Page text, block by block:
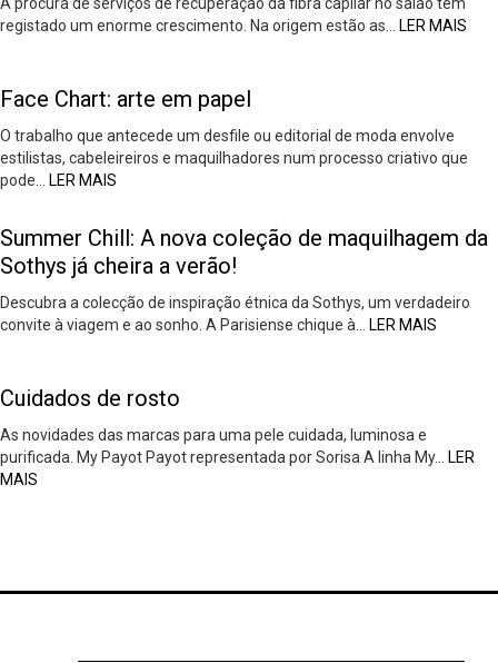
registado um enorme crescimento. Na origem estão as…
LER MAIS
Face Chart: arte em papel
O trabalho que antecede um desfile ou editorial de moda envolve
estilistas, cabeleireiros e maquilhadores num processo criativo que
pode…
LER MAIS
Summer Chill: A nova coleção de maquilhagem da
Sothys já cheira a verão!
Descubra a colecção de inspiração étnica da Sothys, um verdadeiro
convite à viagem e ao sonho. A Parisiense chique à…
LER MAIS
Cuidados de rosto
As novidades das marcas para uma pele cuidada, luminosa e
purificada. My Payot Payot representada por Sorisa A linha My…
LER
MAIS